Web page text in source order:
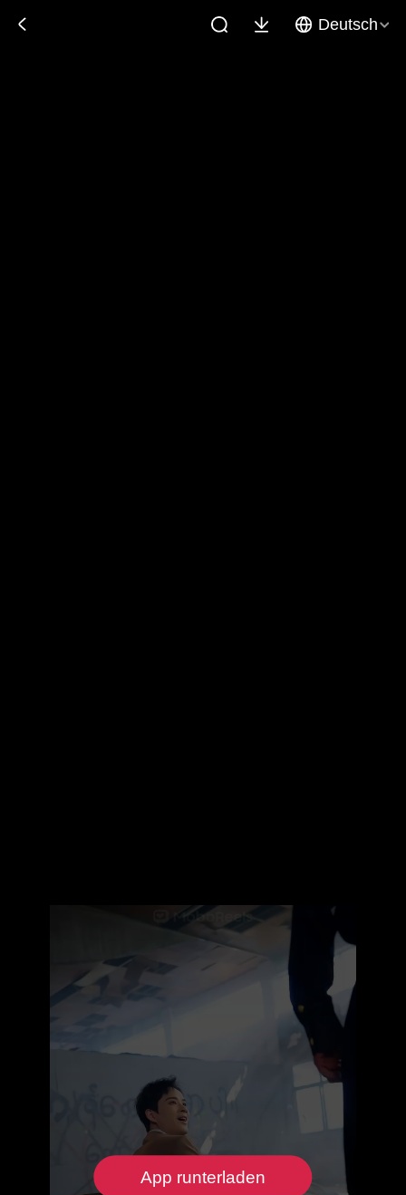
Deutsch
App runterladen